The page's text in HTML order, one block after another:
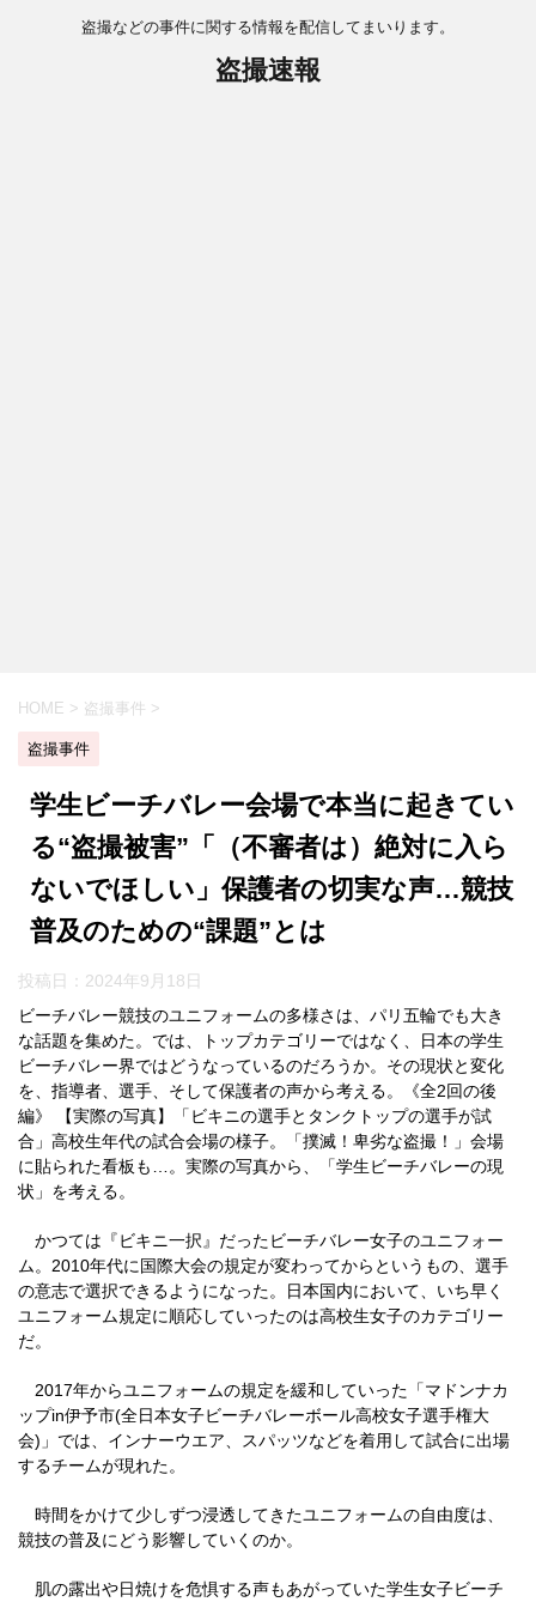
盗撮などの事件に関する情報を配信してまいります。
盗撮速報
HOME > 盗撮事件 >
盗撮事件
学生ビーチバレー会場で本当に起きてい
る“盗撮被害”「（不審者は）絶対に入ら
ないでほしい」保護者の切実な声…競技
普及のための“課題”とは
投稿日： 2024年9月18日
ビーチバレー競技のユニフォームの多様さは、パリ五輪でも大き
な話題を集めた。では、トップカテゴリーではなく、日本の学生
ビーチバレー界ではどうなっているのだろうか。その現状と変化
を、指導者、選手、そして保護者の声から考える。《全2回の後
編》 【実際の写真】「ビキニの選手とタンクトップの選手が試
合」高校生年代の試合会場の様子。「撲滅！卑劣な盗撮！」会場
に貼られた看板も…。実際の写真から、「学生ビーチバレーの現
状」を考える。
かつては『ビキニ一択』だったビーチバレー女子のユニフォー
ム。2010年代に国際大会の規定が変わってからというもの、選手
の意志で選択できるようになった。日本国内において、いち早く
ユニフォーム規定に順応していったのは高校生女子のカテゴリー
だ。
2017年からユニフォームの規定を緩和していった「マドンナカ
ップin伊予市(全日本女子ビーチバレーボール高校女子選手権大
会)」では、インナーウエア、スパッツなどを着用して試合に出場
するチームが現れた。
時間をかけて少しずつ浸透してきたユニフォームの自由度は、
競技の普及にどう影響していくのか。
肌の露出や日焼けを危惧する声もあがっていた学生女子ビーチ